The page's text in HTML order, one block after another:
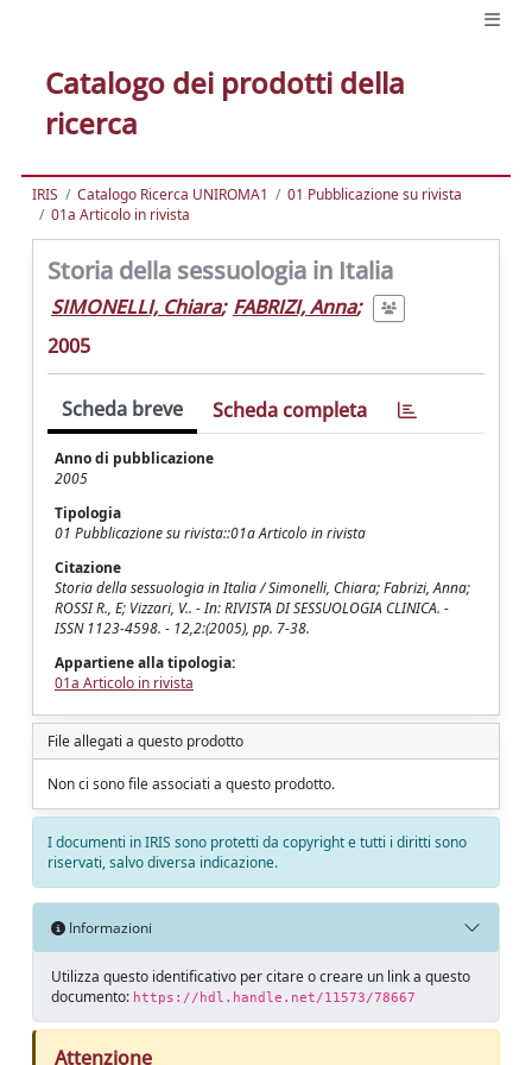
Catalogo dei prodotti della
ricerca
IRIS Catalogo Ricerca UNIROMA1
01 Pubblicazione su rivista
01a Articolo in rivista
Storia della sessuologia in Italia
SIMONELLI, Chiara; FABRIZI, Anna;
2005
Scheda breve Scheda completa
Anno di pubblicazione
2005
Tipologia
01 Pubblicazione su rivista::01a Articolo in rivista
Citazione
Storia della sessuologia in Italia / Simonelli, Chiara; Fabrizi, Anna;
ROSSI R., E; Vizzari, V.. - In: RIVISTA DI SESSUOLOGIA CLINICA. -
ISSN 1123-4598. - 12,2:(2005), pp. 7-38.
Appartiene alla tipologia:
01a Articolo in rivista
File allegati a questo prodotto
Non ci sono file associati a questo prodotto.
I documenti in IRIS sono protetti da copyright e tutti i diritti sono
riservati, salvo diversa indicazione.
Informazioni
Utilizza questo identificativo per citare o creare un link a questo
documento: https://hdl.handle.net/11573/78667
Attenzione